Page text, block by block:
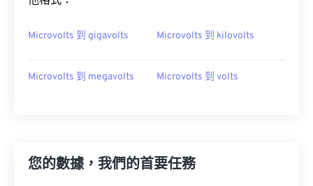
Microvolts 到 gigavolts Microvolts 到 kilovolts
Microvolts 到 megavolts Microvolts 到 volts
您的數據，我們的首要任務